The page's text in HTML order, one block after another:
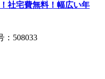
社宅費無料！幅広い年
508033